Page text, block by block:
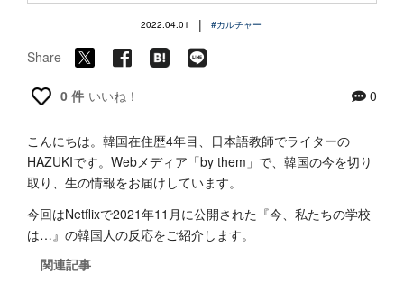
2022.04.01 | #カルチャー
Share
0 件 いいね！ 0
こんにちは。韓国在住歴4年目、日本語教師でライターの
HAZUKIです。Webメディア「by them」で、韓国の今を切り
取り、生の情報をお届けしています。
今回はNetflixで2021年11月に公開された『今、私たちの学校
は…』の韓国人の反応をご紹介します。
関連記事